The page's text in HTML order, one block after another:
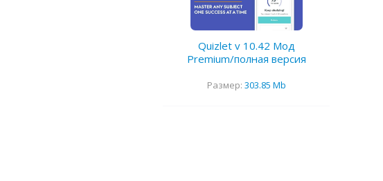
Quizlet v 10.42 Мод
Premium/полная версия
Размер: 303.85 Mb